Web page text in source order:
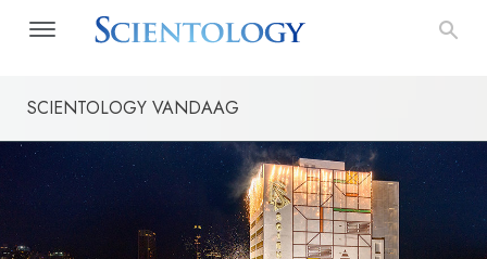
SCIENTOLOGY VANDAAG